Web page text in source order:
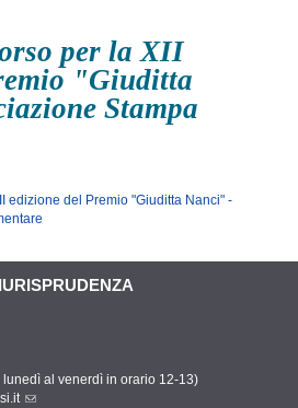
per la XII
"Giuditta
Stampa
edizione del Premio "Giuditta Nanci" -
al venerdì in orario 12-13)